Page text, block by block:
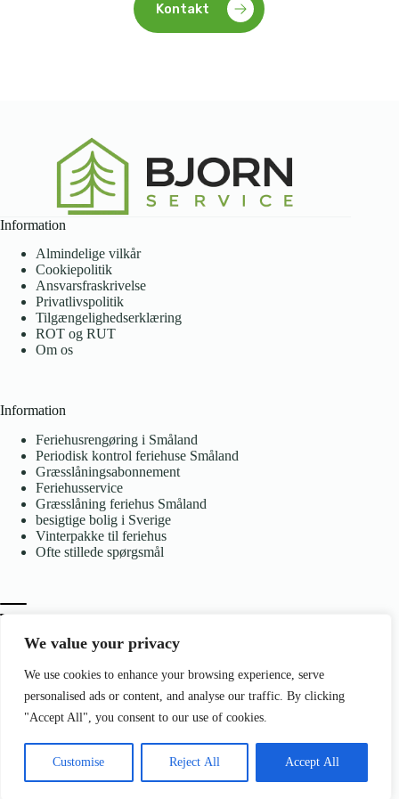
We value your privacy
We use cookies to enhance your browsing experience, serve
personalised ads or content, and analyse our traffic. By clicking
"Accept All", you consent to our use of cookies.
Customise Reject All Accept All
Kontakt
Information
Almindelige vilkår
Cookiepolitik
Ansvarsfraskrivelse
Privatlivspolitik
Tilgængelighedserklæring
ROT og RUT
Om os
Information
Feriehusrengøring i Småland
Periodisk kontrol feriehuse Småland
Græsslåningsabonnement
Feriehusservice
Græsslåning feriehus Småland
besigtige bolig i Sverige
Vinterpakke til feriehus
Ofte stillede spørgsmål
Kontakt
Åsen 4 575 98 Hjältevad Sverige
info@bjornservice.com
+46 73 897 38 64
Copyright © 2026 - Bjorn Service is part of
Bjorn Portservice